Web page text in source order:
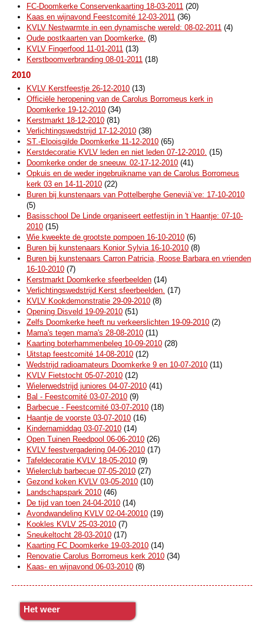
FC-Doomkerke Conservenkaarting 18-03-2011 (20)
Kaas en wijnavond Feestcomité 12-03-2011 (36)
KVLV Nestwarmte in een dynamische wereld: 08-02-2011 (4)
Oude postkaarten van Doomkerke. (8)
KVLV Fingerfood 11-01-2011 (13)
Kerstboomverbranding 08-01-2011 (18)
2010
KVLV Kerstfeestje 26-12-2010 (13)
Officiële heropening van de Carolus Borromeus kerk in
Doomkerke 19-12-2010 (34)
Kerstmarkt 18-12-2010 (81)
Verlichtingswedstrijd 17-12-2010 (38)
ST.-Elooisgilde Doomkerke 11-12-2010 (65)
Kerstdecoratie KVLV leden en niet leden 07-12-2010. (15)
Doomkerke onder de sneeuw. 02-17-12-2010 (41)
Opkuis en de weder ingebruikname van de Carolus Borromeus
kerk 03 en 14-11-2010 (22)
Buren bij kunstenaars van Pottelberghe Genevià¨ve: 17-10-2010
(5)
Basisschool De Linde organiseert eetfestijn in 't Haantje: 07-10-
2010 (15)
Wie kweekte de grootste pompoen 16-10-2010 (6)
Buren bij kunstenaars Konior Sylvia 16-10-2010 (8)
Buren bij kunstenaars Carron Patricia, Roose Barbara en vrienden
16-10-2010 (7)
Kerstmarkt Doomkerke sfeerbeelden (14)
Verlichtingswedstrijd Kerst sfeerbeelden. (17)
KVLV Kookdemonstratie 29-09-2010 (8)
Opening Disveld 19-09-2010 (51)
Zelfs Doomkerke heeft nu verkeerslichten 19-09-2010 (2)
Mama's tegen mama's 28-08-2010 (11)
Kaarting boterhammenbeleg 10-09-2010 (28)
Uitstap feestcomité 14-08-2010 (12)
Wedstrijd radioamateurs Doomkerke 9 en 10-07-2010 (11)
KVLV Fietstocht 05-07-2010 (12)
Wielerwedstrijd juniores 04-07-2010 (41)
Bal - Feestcomité 03-07-2010 (9)
Barbecue - Feestcomité 03-07-2010 (18)
Haantje de voorste 03-07-2010 (16)
Kindernamiddag 03-07-2010 (14)
Open Tuinen Reedpool 06-06-2010 (26)
KVLV feestvergadering 04-06-2010 (17)
Tafeldecoratie KVLV 18-05-2010 (9)
Wielerclub barbecue 07-05-2010 (27)
Gezond koken KVLV 03-05-2010 (10)
Landschapspark 2010 (46)
De tijd van toen 24-04-2010 (14)
Avondwandeling KVLV 02-04-20010 (19)
Kookles KVLV 25-03-2010 (7)
Sneukeltocht 28-03-2010 (17)
Kaarting FC Doomkerke 19-03-2010 (14)
Renovatie Carolus Borromeus kerk 2010 (34)
Kaas- en wijnavond 06-03-2010 (8)
Het weer